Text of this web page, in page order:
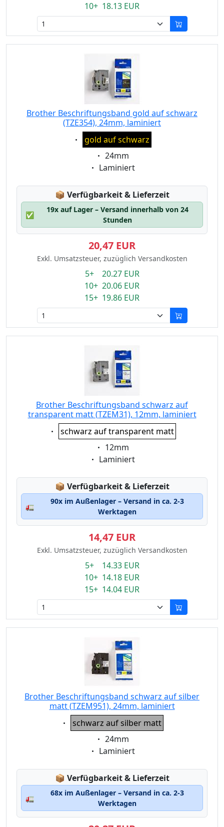
10+ 18.13 EUR
Brother Beschriftungsband gold auf schwarz
(TZE354), 24mm, laminiert
Eigenschaft:
gold auf schwarz
Eigenschaft:
24mm
Eigenschaft:
Laminiert
📦 Lagerstatus:
Verfügbarkeit & Lieferzeit
✅
19x auf Lager – Versand innerhalb von 24
Stunden
20,47 EUR
Exkl. Umsatzsteuer, zuzüglich Versandkosten
5+ 20.27 EUR
10+ 20.06 EUR
15+ 19.86 EUR
Brother Beschriftungsband schwarz auf
transparent matt (TZEM31), 12mm, laminiert
Eigenschaft:
schwarz auf transparent matt
Eigenschaft:
12mm
Eigenschaft:
Laminiert
📦 Lagerstatus:
Verfügbarkeit & Lieferzeit
🚛
90x im Außenlager – Versand in ca. 2-3
Werktagen
14,47 EUR
Exkl. Umsatzsteuer, zuzüglich Versandkosten
5+ 14.33 EUR
10+ 14.18 EUR
15+ 14.04 EUR
Brother Beschriftungsband schwarz auf silber
matt (TZEM951), 24mm, laminiert
Eigenschaft:
schwarz auf silber matt
Eigenschaft:
24mm
Eigenschaft:
Laminiert
📦 Lagerstatus:
Verfügbarkeit & Lieferzeit
🚛
68x im Außenlager – Versand in ca. 2-3
Werktagen